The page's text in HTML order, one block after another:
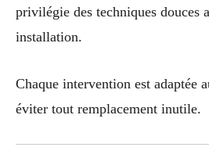
privilégie des techniques douces
installation.
Chaque intervention est adaptée
éviter tout remplacement inutile.